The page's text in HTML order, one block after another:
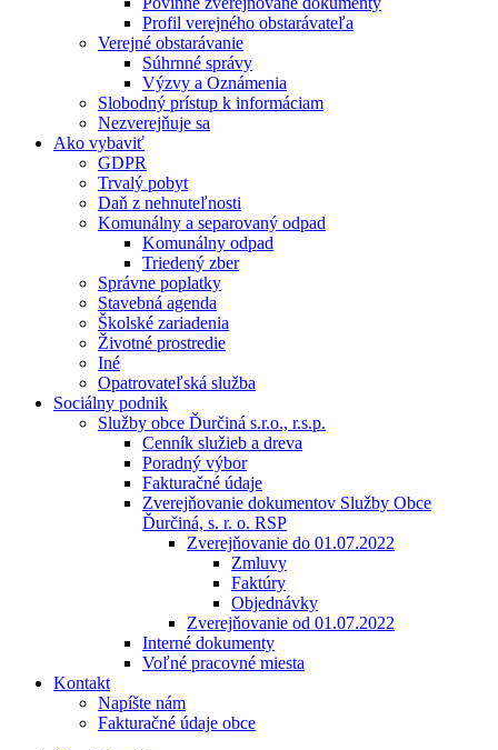
Profil verejného obstarávateľa
Verejné obstarávanie
Súhrnné správy
Výzvy a Oznámenia
Slobodný prístup k informáciam
Nezverejňuje sa
Ako vybaviť
GDPR
Trvalý pobyt
Daň z nehnuteľnosti
Komunálny a separovaný odpad
Komunálny odpad
Triedený zber
Správne poplatky
Stavebná agenda
Školské zariadenia
Životné prostredie
Iné
Opatrovateľská služba
Sociálny podnik
Služby obce Ďurčiná s.r.o., r.s.p.
Cenník služieb a dreva
Poradný výbor
Fakturačné údaje
Zverejňovanie dokumentov Služby Obce
Ďurčiná, s. r. o. RSP
Zverejňovanie do 01.07.2022
Zmluvy
Faktúry
Objednávky
Zverejňovanie od 01.07.2022
Interné dokumenty
Voľné pracovné miesta
Kontakt
Napíšte nám
Fakturačné údaje obce